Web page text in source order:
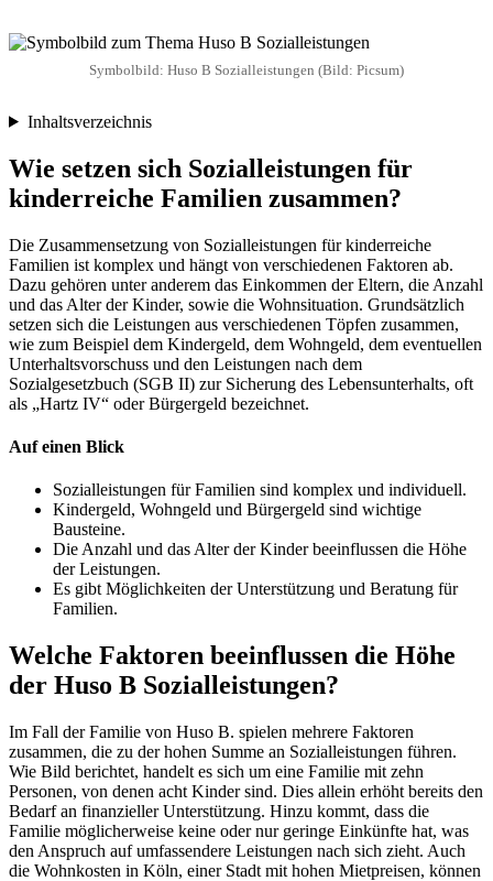
Symbolbild: Huso B Sozialleistungen (Bild: Picsum)
Inhaltsverzeichnis
Wie setzen sich Sozialleistungen für
kinderreiche Familien zusammen?
Die Zusammensetzung von Sozialleistungen für kinderreiche
Familien ist komplex und hängt von verschiedenen Faktoren ab.
Dazu gehören unter anderem das Einkommen der Eltern, die Anzahl
und das Alter der Kinder, sowie die Wohnsituation. Grundsätzlich
setzen sich die Leistungen aus verschiedenen Töpfen zusammen,
wie zum Beispiel dem Kindergeld, dem Wohngeld, dem eventuellen
Unterhaltsvorschuss und den Leistungen nach dem
Sozialgesetzbuch (SGB II) zur Sicherung des Lebensunterhalts, oft
als „Hartz IV“ oder Bürgergeld bezeichnet.
Auf einen Blick
Sozialleistungen für Familien sind komplex und individuell.
Kindergeld, Wohngeld und Bürgergeld sind wichtige
Bausteine.
Die Anzahl und das Alter der Kinder beeinflussen die Höhe
der Leistungen.
Es gibt Möglichkeiten der Unterstützung und Beratung für
Familien.
Welche Faktoren beeinflussen die Höhe
der Huso B Sozialleistungen?
Im Fall der Familie von Huso B. spielen mehrere Faktoren
zusammen, die zu der hohen Summe an Sozialleistungen führen.
Wie Bild berichtet, handelt es sich um eine Familie mit zehn
Personen, von denen acht Kinder sind. Dies allein erhöht bereits den
Bedarf an finanzieller Unterstützung. Hinzu kommt, dass die
Familie möglicherweise keine oder nur geringe Einkünfte hat, was
den Anspruch auf umfassendere Leistungen nach sich zieht. Auch
die Wohnkosten in Köln, einer Stadt mit hohen Mietpreisen, können